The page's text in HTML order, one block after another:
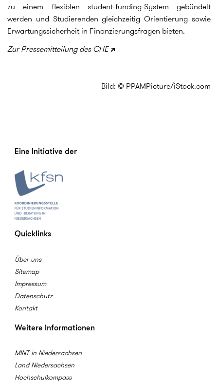
zu einem flexiblen student-funding-System gebündelt
werden und Studierenden gleichzeitig Orientierung sowie
Erwartungssicherheit in Finanzierungsfragen bieten.
Zur Pressemitteilung des CHE
Bild: © PPAMPicture/iStock.com
Eine Initiative der
Quicklinks
Über uns
Sitemap
Impressum
Datenschutz
Kontakt
Weitere Informationen
MINT in Niedersachsen
Land Niedersachsen
Hochschulkompass